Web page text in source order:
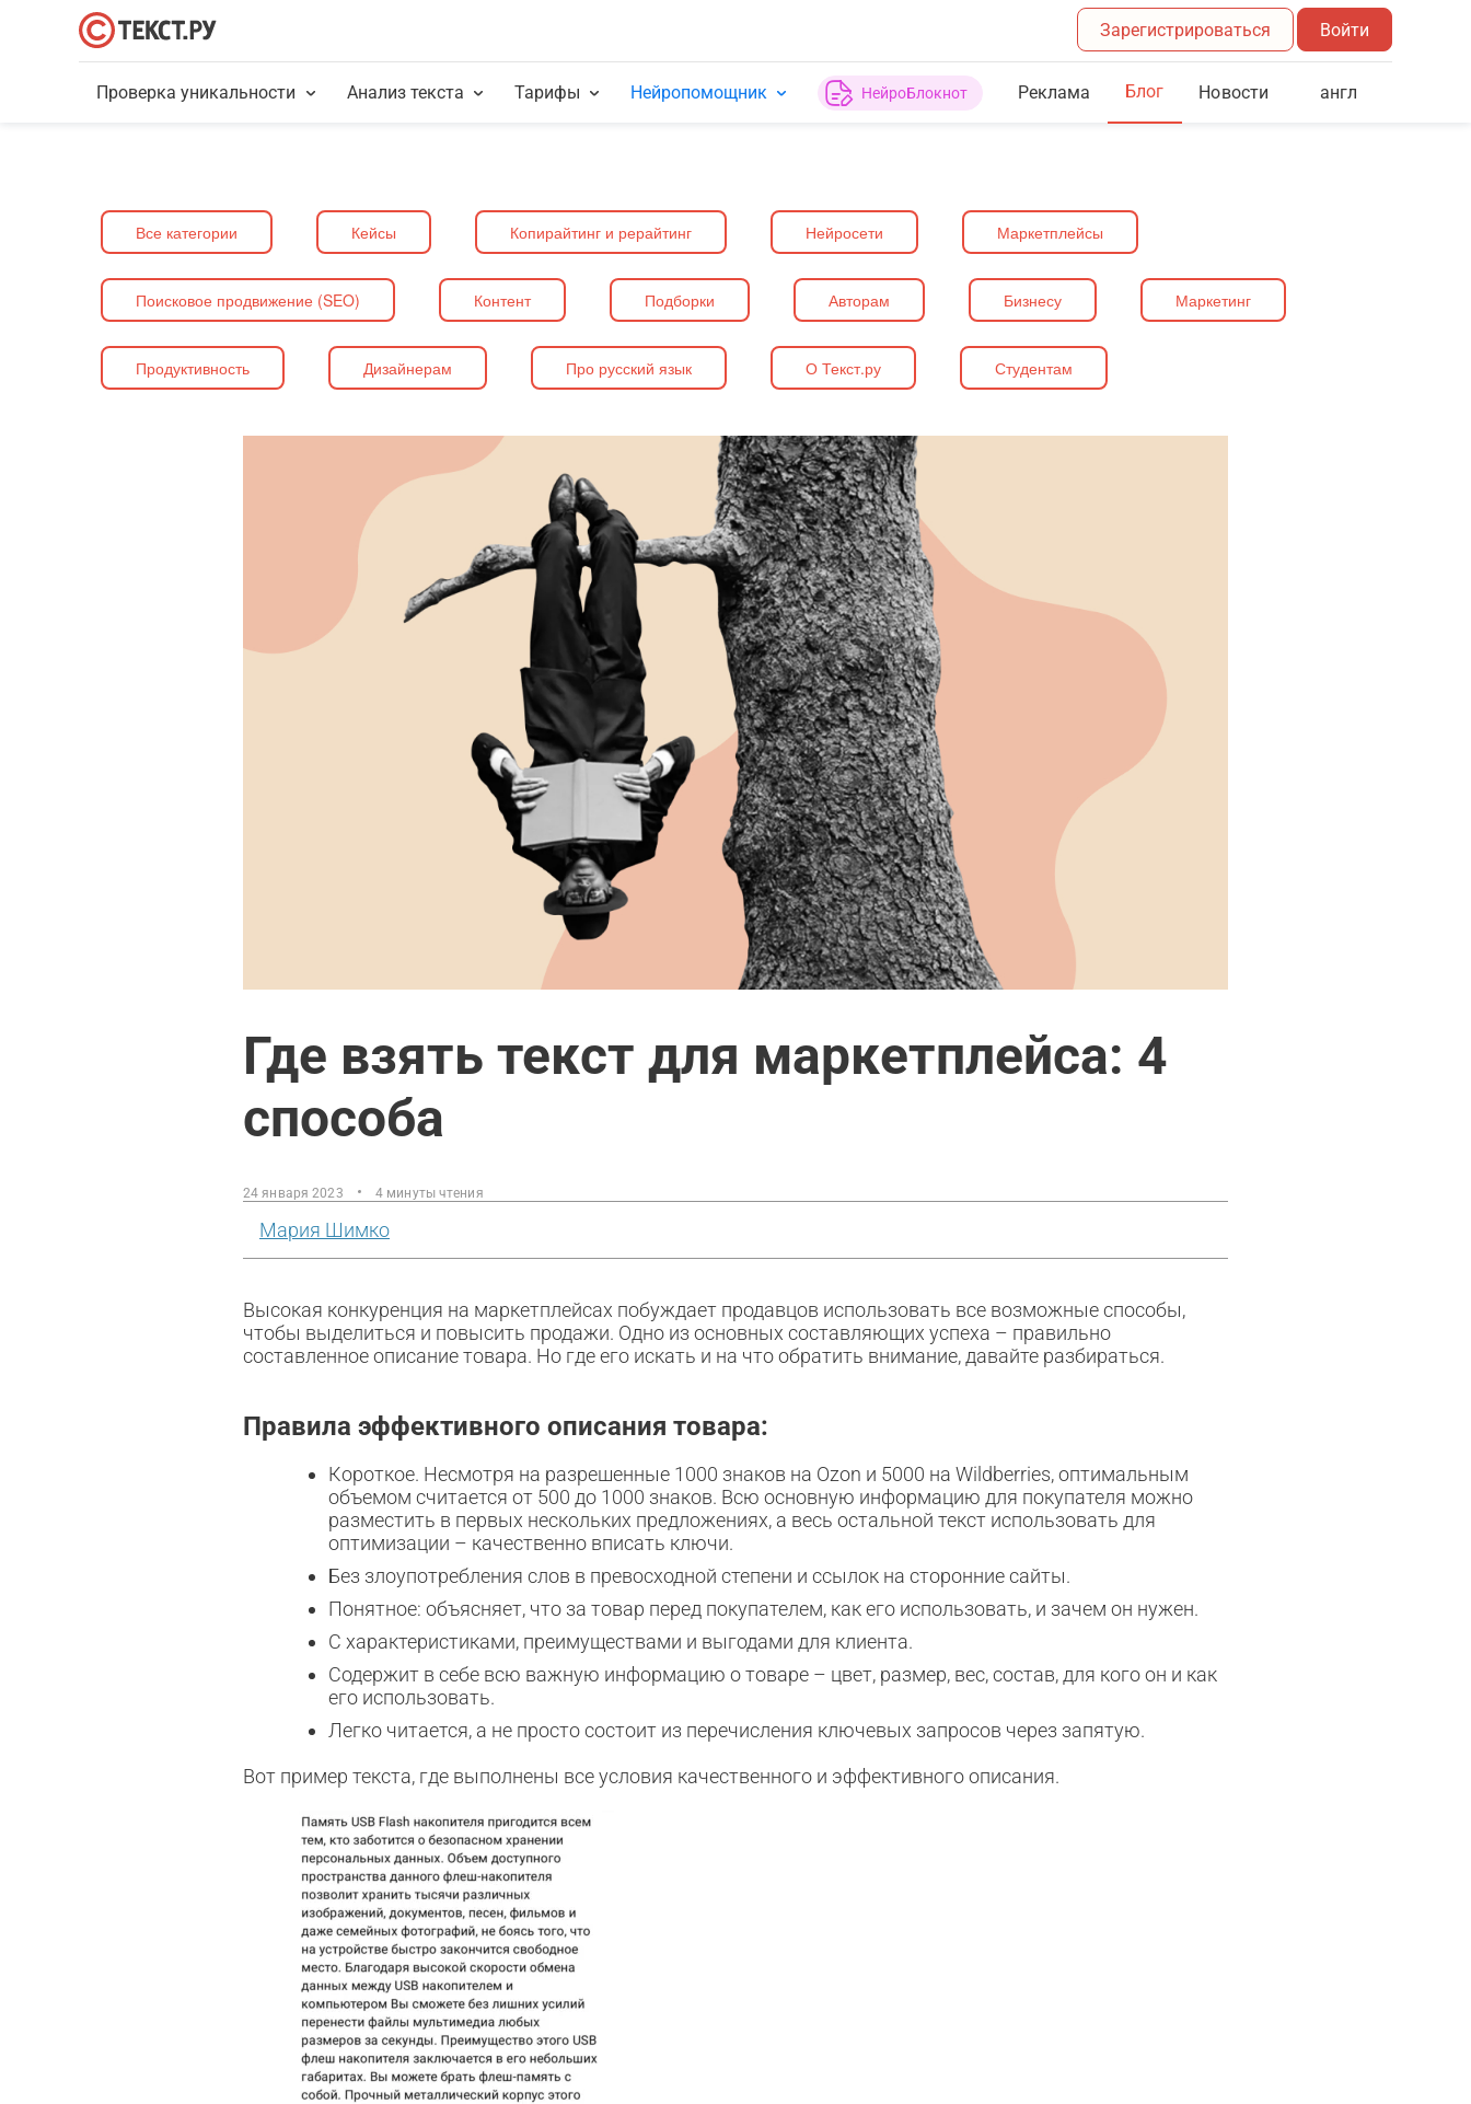
Зарегистрироваться Войти
Проверка уникальности Анализ текста Тарифы Нейропомощник НейроБлокнот Реклама Блог Новости англ
Все категории Кейсы Копирайтинг и рерайтинг Нейросети Маркетплейсы
Поисковое продвижение (SEO) Контент Подборки Авторам Бизнесу Маркетинг
Продуктивность Дизайнерам Про русский язык О Текст.ру Студентам
Где взять текст для маркетплейса: 4
способа
24 января 2023 4 минуты чтения
Мария Шимко
Высокая конкуренция на маркетплейсах побуждает продавцов использовать все возможные способы,
чтобы выделиться и повысить продажи. Одно из основных составляющих успеха – правильно
составленное описание товара. Но где его искать и на что обратить внимание, давайте разбираться.
Правила эффективного описания товара:
Короткое. Несмотря на разрешенные 1000 знаков на Ozon и 5000 на Wildberries, оптимальным
объемом считается от 500 до 1000 знаков. Всю основную информацию для покупателя можно
разместить в первых нескольких предложениях, а весь остальной текст использовать для
оптимизации – качественно вписать ключи.
Без злоупотребления слов в превосходной степени и ссылок на сторонние сайты.
Понятное: объясняет, что за товар перед покупателем, как его использовать, и зачем он нужен.
С характеристиками, преимуществами и выгодами для клиента.
Содержит в себе всю важную информацию о товаре – цвет, размер, вес, состав, для кого он и как
его использовать.
Легко читается, а не просто состоит из перечисления ключевых запросов через запятую.
Вот пример текста, где выполнены все условия качественного и эффективного описания.